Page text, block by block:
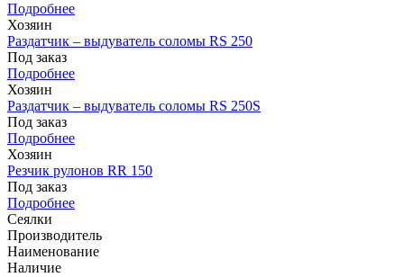
Подробнее
Хозяин
Раздатчик – выдуватель соломы RS 250
Под заказ
Подробнее
Хозяин
Раздатчик – выдуватель соломы RS 250S
Под заказ
Подробнее
Хозяин
Резчик рулонов RR 150
Под заказ
Подробнее
Сеялки
Производитель
Наименование
Наличие